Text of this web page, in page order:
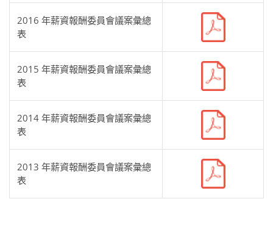
2016 年薪資報酬委員會議案彙總
表
2015 年薪資報酬委員會議案彙總
表
2014 年薪資報酬委員會議案彙總
表
2013 年薪資報酬委員會議案彙總
表